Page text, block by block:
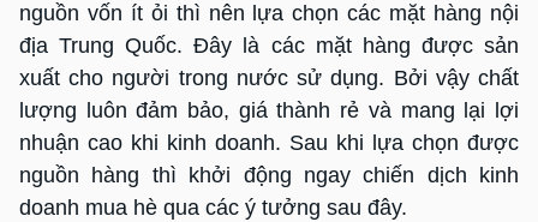
nguồn vốn ít ỏi thì nên lựa chọn các mặt hàng nội
địa Trung Quốc. Đây là các mặt hàng được sản
xuất cho người trong nước sử dụng. Bởi vậy chất
lượng luôn đảm bảo, giá thành rẻ và mang lại lợi
nhuận cao khi kinh doanh. Sau khi lựa chọn được
nguồn hàng thì khởi động ngay chiến dịch kinh
doanh mua hè qua các ý tưởng sau đây.